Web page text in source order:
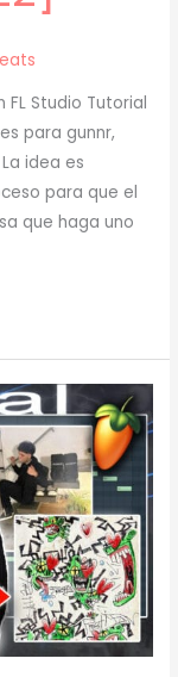
Studio Tutorial
para gunnr,
idea es
para que el
que haga uno